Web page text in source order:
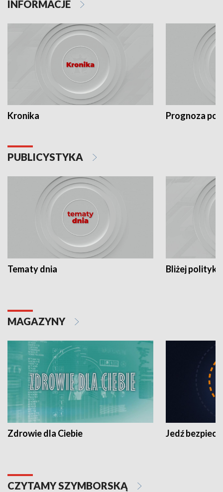
INFORMACJE
Kronika Prognoza
PUBLICYSTYKA
Tematy dnia Bliżej polityki
MAGAZYNY
Zdrowie dla Ciebie Jedź
CZYTAMY SZYMBORSKĄ